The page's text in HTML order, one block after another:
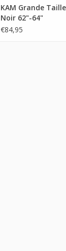
KAM Grande
Noir 62"-64"
€84,95